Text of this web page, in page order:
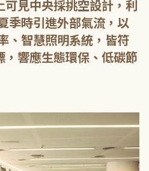
見中央採挑空設計，利
季時引進外部氣流，以
、智慧照明系統，皆符
響應生態環保、低碳節